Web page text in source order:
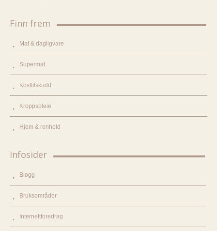
Finn frem
Mat & dagligvare
Supermat
Kosttilskudd
Kroppspleie
Hjem & renhold
Infosider
Blogg
Bruksområder
Internettforedrag